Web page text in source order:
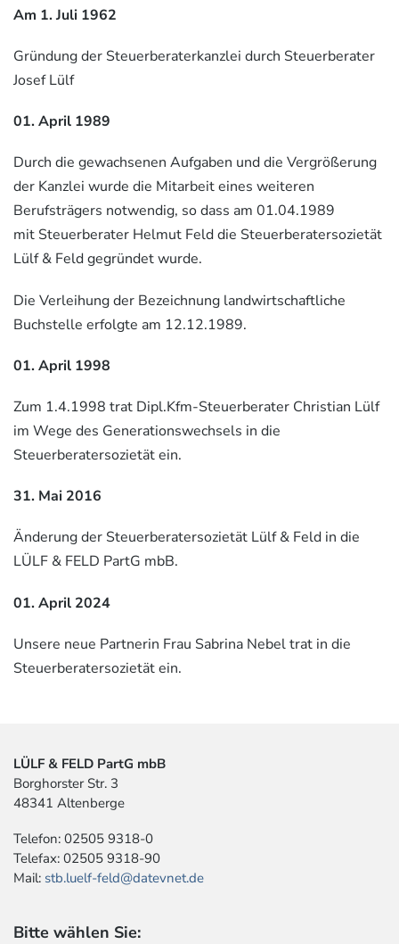
Am 1. Juli 1962
Gründung der Steuerberaterkanzlei durch Steuerberater
Josef Lülf
01. April 1989
Durch die gewachsenen Aufgaben und die Vergrößerung
der Kanzlei wurde die Mitarbeit eines weiteren
Berufsträgers notwendig, so dass am 01.04.1989
mit Steuerberater Helmut Feld die Steuerberatersozietät
Lülf & Feld gegründet wurde.
Die Verleihung der Bezeichnung landwirtschaftliche
Buchstelle erfolgte am 12.12.1989.
01. April 1998
Zum 1.4.1998 trat Dipl.Kfm-Steuerberater Christian Lülf
im Wege des Generationswechsels in die
Steuerberatersozietät ein.
31. Mai 2016
Änderung der Steuerberatersozietät Lülf & Feld in die
LÜLF & FELD PartG mbB.
01. April 2024
Unsere neue Partnerin Frau Sabrina Nebel trat in die
Steuerberatersozietät ein.
LÜLF & FELD PartG mbB
Borghorster Str. 3
48341 Altenberge
Telefon: 02505 9318-0
Telefax: 02505 9318-90
Mail: stb.luelf-feld@datevnet.de
Bitte wählen Sie: